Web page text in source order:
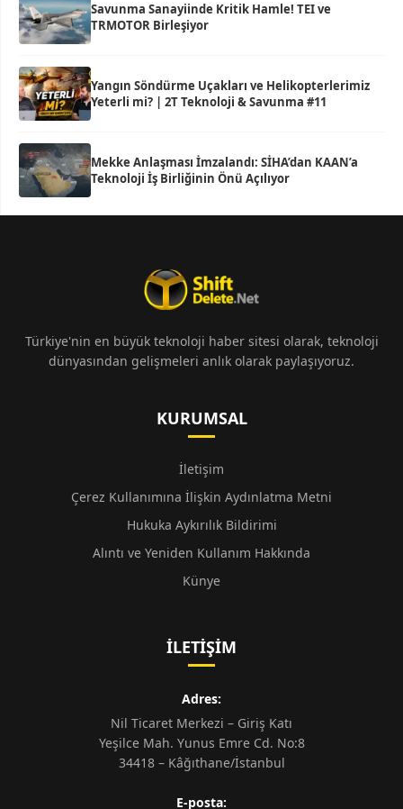
Savunma Sanayiinde Kritik Hamle! TEI ve
TRMOTOR Birleşiyor
Yangın Söndürme Uçakları ve Helikopterlerimiz
Yeterli mi? | 2T Teknoloji & Savunma #11
Mekke Anlaşması İmzalandı: SİHA’dan KAAN’a
Teknoloji İş Birliğinin Önü Açılıyor
Türkiye'nin en büyük teknoloji haber sitesi olarak, teknoloji
dünyasından gelişmeleri anlık olarak paylaşıyoruz.
KURUMSAL
İletişim
Çerez Kullanımına İlişkin Aydınlatma Metni
Hukuka Aykırılık Bildirimi
Alıntı ve Yeniden Kullanım Hakkında
Künye
İLETIŞIM
Adres:
Nil Ticaret Merkezi – Giriş Katı
Yeşilce Mah. Yunus Emre Cd. No:8
34418 – Kâğıthane/İstanbul
E-posta: